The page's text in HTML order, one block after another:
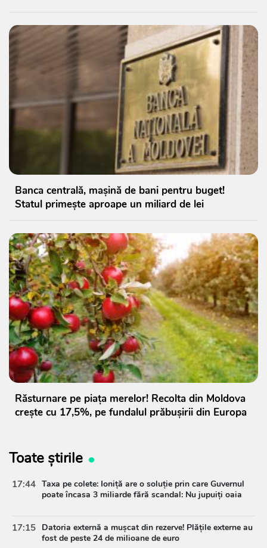
Banca centrală, mașină de bani pentru buget!
Statul primește aproape un miliard de lei
Răsturnare pe piața merelor! Recolta din Moldova
crește cu 17,5%, pe fundalul prăbușirii din Europa
Toate știrile
17:44 Taxa pe colete: Ioniță are o soluție prin care Guvernul
poate încasa 3 miliarde fără scandal: Nu jupuiți oaia
17:15 Datoria externă a mușcat din rezerve! Plățile externe au
fost de peste 24 de milioane de euro